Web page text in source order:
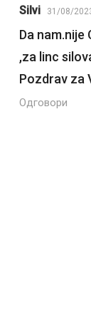
Silvi 31/08/
Da nam.nije
,za linc
Pozdrav za
Одговори